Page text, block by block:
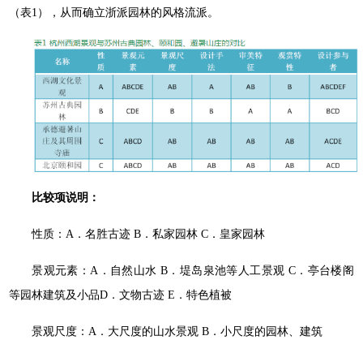
（表1），从而确立浙派园林的风格流派。
比较项说明：
性质：A．名胜古迹 B．私家园林 C．皇家园林
景观元素：A．自然山水 B．堤岛泉池等人工景观 C．亭台楼阁
等园林建筑及小品D．文物古迹 E．特色植被
景观尺度：A．大尺度的山水景观 B．小尺度的园林、建筑